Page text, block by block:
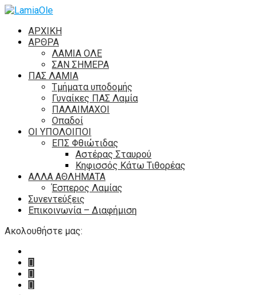
ΑΡΧΙΚΗ
ΑΡΘΡΑ
ΛΑΜΙΑ ΟΛΕ
ΣΑΝ ΣΗΜΕΡΑ
ΠΑΣ ΛΑΜΙΑ
Τμήματα υποδομής
Γυναίκες ΠΑΣ Λαμία
ΠΑΛΑΙΜΑΧΟΙ
Οπαδοί
ΟΙ ΥΠΟΛΟΙΠΟΙ
ΕΠΣ Φθιώτιδας
Αστέρας Σταυρού
Κηφισσός Κάτω Τιθορέας
ΑΛΛΑ ΑΘΛΗΜΑΤΑ
Έσπερος Λαμίας
Συνεντεύξεις
Επικοινωνία – Διαφήμιση
Ακολουθήστε μας: